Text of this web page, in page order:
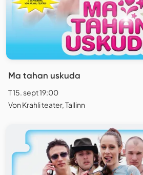
Ma tahan uskuda
T 15. sept 19:00
Von Krahli teater, Tallinn